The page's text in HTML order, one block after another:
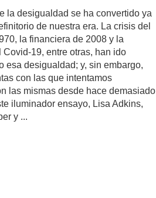
la desigualdad se ha convertido ya
de nuestra era. La crisis del
la financiera de 2008 y la
Covid-19, entre otras, han ido
esa desigualdad; y, sin embargo,
con las que intentamos
las mismas desde hace demasiado
iluminador ensayo, Lisa Adkins,
y ...